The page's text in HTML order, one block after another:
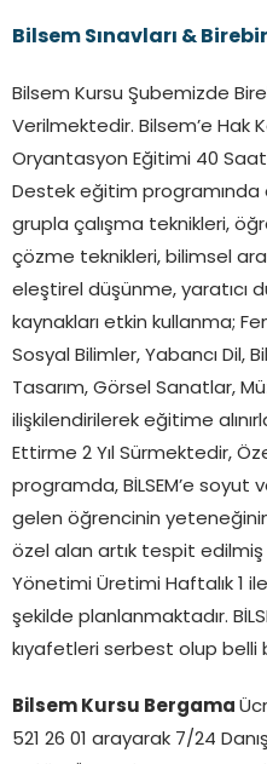
Bilsem Sınavları &
Bilsem Kursu Şubemizde
Verilmektedir. Bilsem’e Hak
Oryantasyon Eğitimi 40 Saat
Destek eğitim
grupla çalışma teknikleri,
çözme teknikleri, bilimsel
eleştirel düşünme, yaratıcı
kaynakları etkin kullanma;
Sosyal Bilimler, Yabancı Dil,
Tasarım, Görsel Sanatlar,
ilişkilendirilerek eğitime
Ettirme 2 Yıl Sürmektedir,
programda, BİLSEM’e
gelen öğrencinin
özel alan artık tespit edilmiş
Yönetimi Üretimi Haftalık 1
şekilde planlanmaktadır.
kıyafetleri serbest olup belli
Bilsem Kursu Bergama
521 26 01 arayarak 7/24